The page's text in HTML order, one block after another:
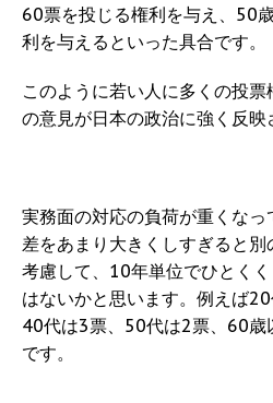
60票を投じる権利を与え、50
利を与えるといった具合です。
このように若い人に多くの投
の意見が日本の政治に強く反映
実務面の対応の負荷が重くな
差をあまり大きくしすぎると
考慮して、10年単位でひとく
はないかと思います。例えば
40代は3票、50代は2票、60歳
です。